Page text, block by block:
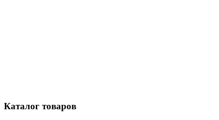
Каталог товаров